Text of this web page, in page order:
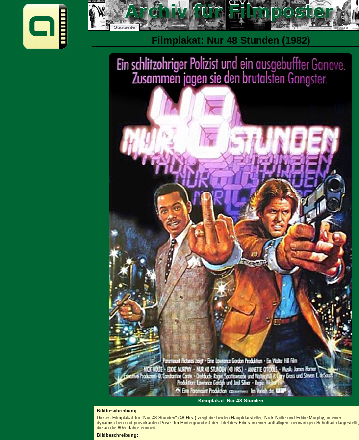
Startseite
Filmplakat: Nur 48 Stunden (1982)
Kinoplakat: Nur 48 Stunden
Bildbeschreibung:
Dieses Filmplakat für "Nur 48 Stunden" (48 Hrs.) zeigt die beiden Hauptdarsteller, Nick Nolte und Eddie Murphy, in einer
dynamischen und provokanten Pose. Im Hintergrund ist der Titel des Films in einer auffälligen, neonartigen Schriftart dargestellt,
die an die 80er Jahre erinnert.
Bildbeschreibung: